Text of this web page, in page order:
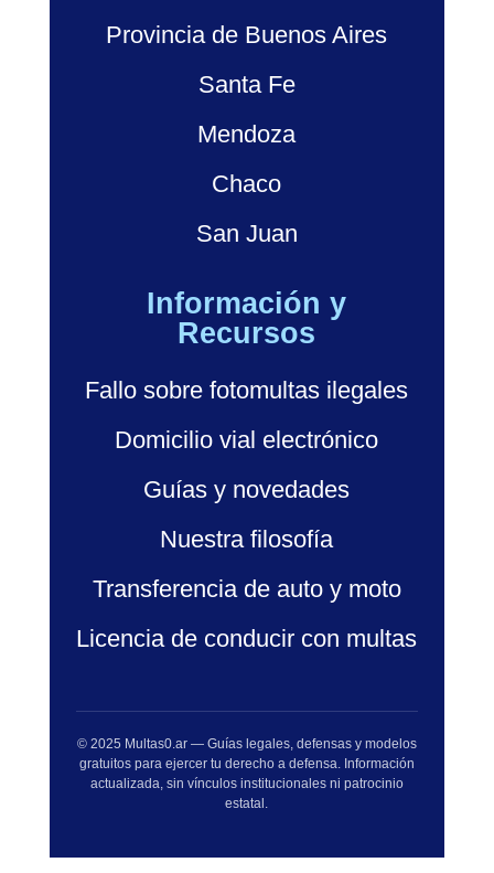
Provincia de Buenos Aires
Santa Fe
Mendoza
Chaco
San Juan
Información y
Recursos
Fallo sobre fotomultas ilegales
Domicilio vial electrónico
Guías y novedades
Nuestra filosofía
Transferencia de auto y moto
Licencia de conducir con multas
© 2025 Multas0.ar — Guías legales, defensas y modelos
gratuitos para ejercer tu derecho a defensa. Información
actualizada, sin vínculos institucionales ni patrocinio
estatal.